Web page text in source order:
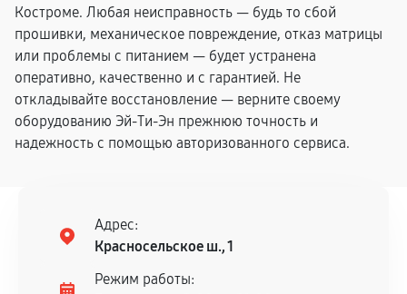
Костроме. Любая неисправность — будь то сбой
прошивки, механическое повреждение, отказ матрицы
или проблемы с питанием — будет устранена
оперативно, качественно и с гарантией. Не
откладывайте восстановление — верните своему
оборудованию Эй-Ти-Эн прежнюю точность и
надежность с помощью авторизованного сервиса.
Адрес:
Красносельское ш., 1
Режим работы: